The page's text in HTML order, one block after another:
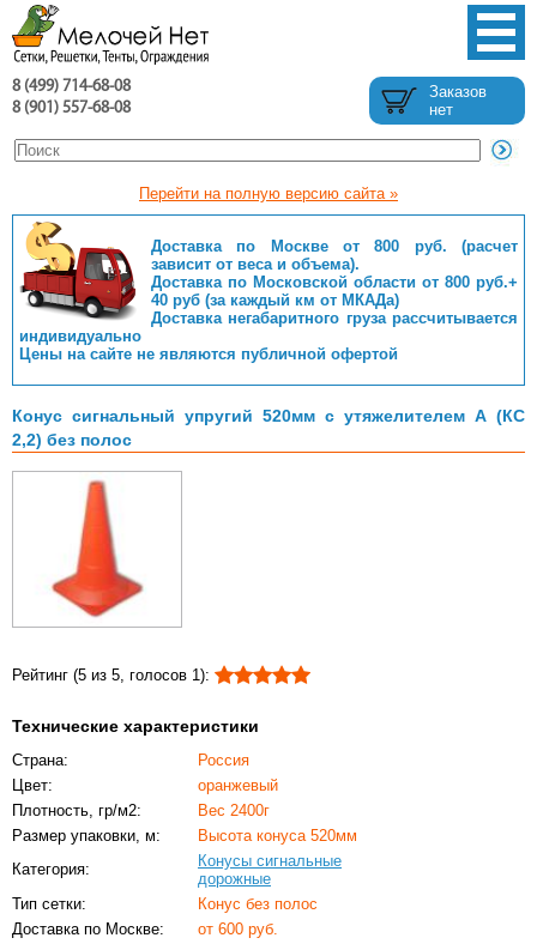
8 (499) 714-68-08
8 (901) 557-68-08
Заказов
нет
Перейти на полную версию сайта »
Доставка по Москве от 800 руб. (расчет
зависит от веса и объема).
Доставка по Московской области от 800 руб.+
40 руб (за каждый км от МКАДа)
Доставка негабаритного груза рассчитывается
индивидуально
Цены на сайте не являются публичной офертой
Конус сигнальный упругий 520мм с утяжелителем А (КС
2,2) без полос
Рейтинг (5 из 5, голосов 1):
Технические характеристики
Страна:
Россия
Цвет:
оранжевый
Плотность, гр/м2:
Вес 2400г
Размер упаковки, м:
Высота конуса 520мм
Категория:
Конусы сигнальные
дорожные
Тип сетки:
Конус без полос
Доставка по Москве:
от 600 руб.